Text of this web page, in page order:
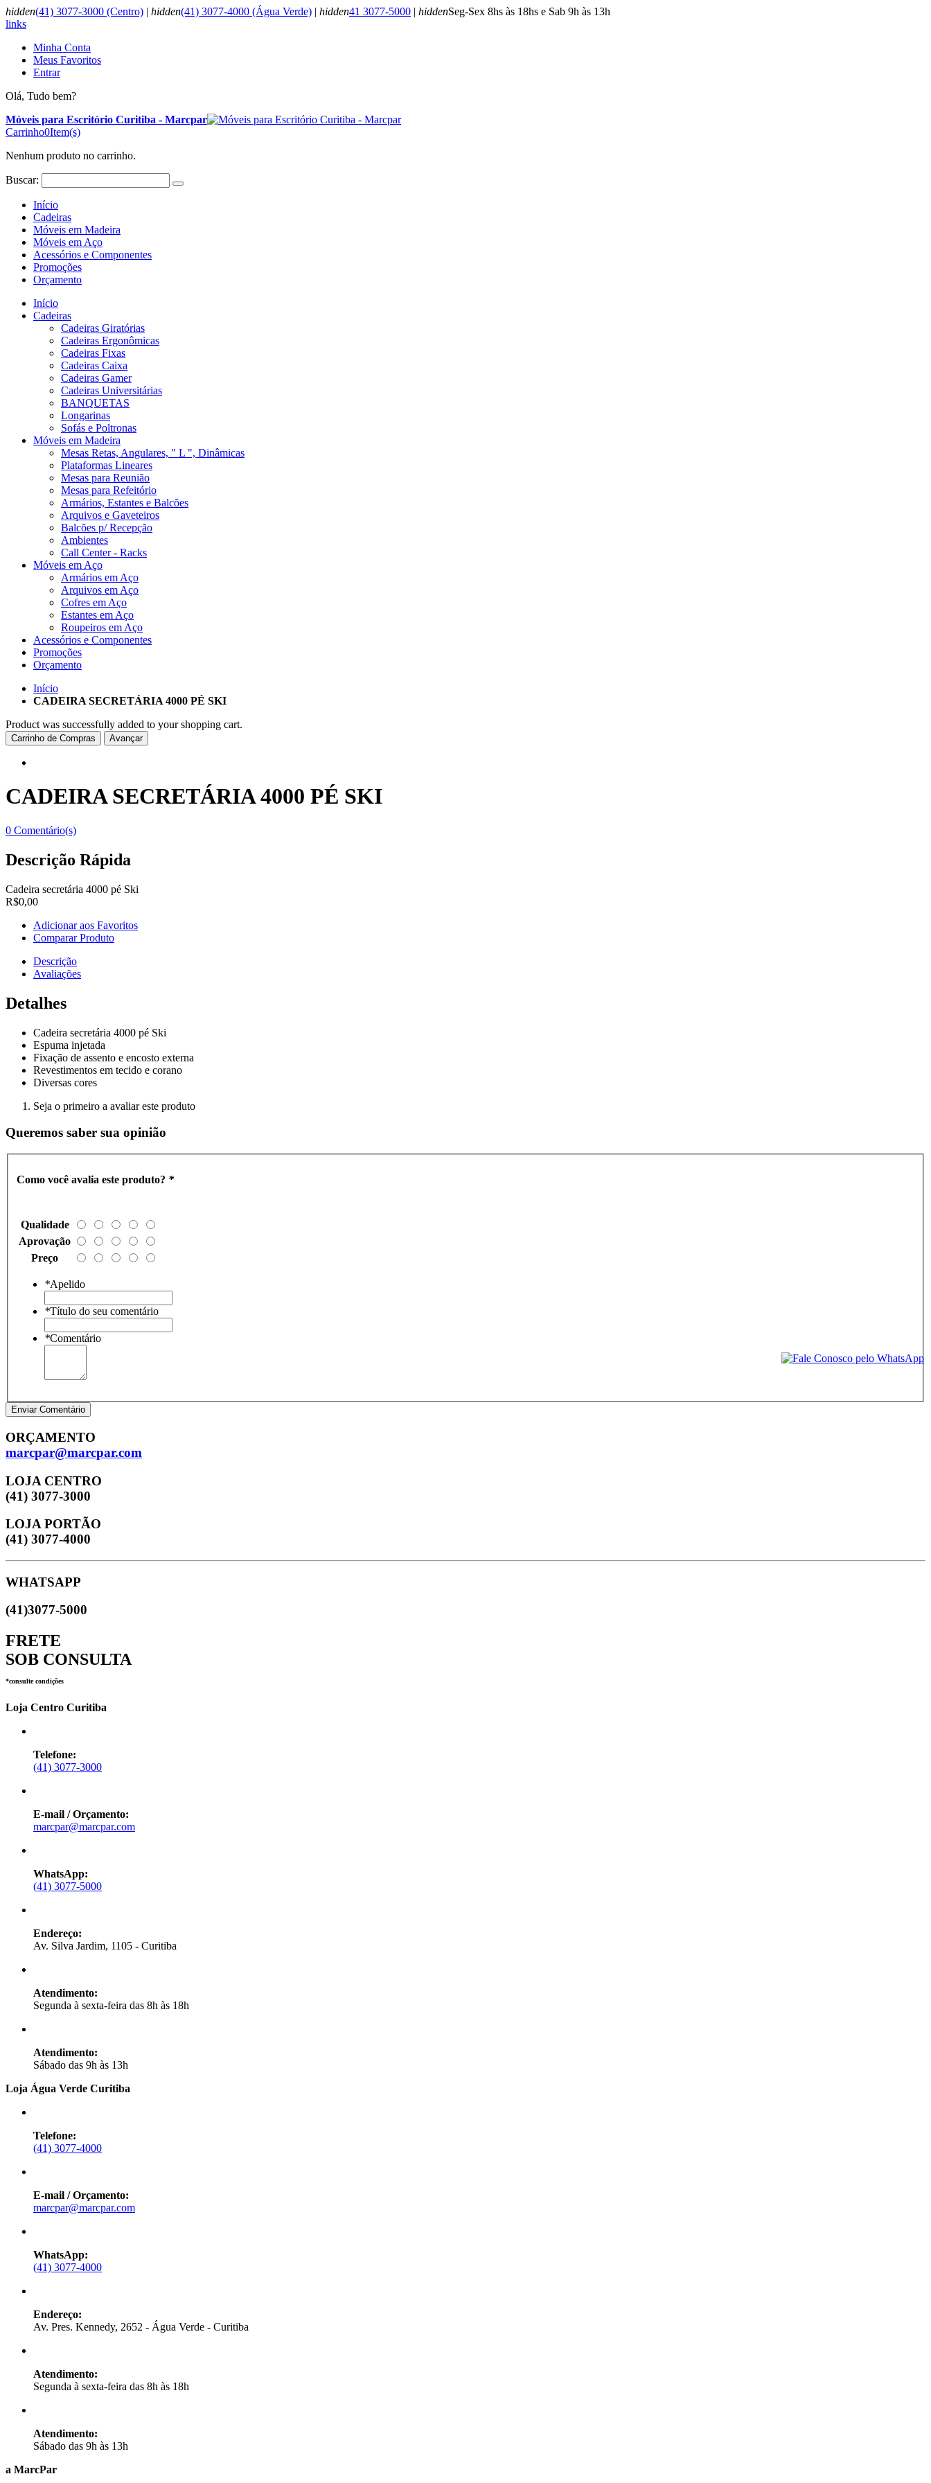
hidden(41) 3077-3000 (Centro) | hidden(41) 3077-4000 (Água Verde) | hidden41 3077-5000 | hiddenSeg-Sex 8hs às 18hs e Sab 9h às 13h
links
Minha Conta
Meus Favoritos
Entrar
Olá, Tudo bem?
Móveis para Escritório Curitiba - Marcpar
Carrinho0Item(s)
Nenhum produto no carrinho.
Buscar:
Início
Cadeiras
Móveis em Madeira
Móveis em Aço
Acessórios e Componentes
Promoções
Orçamento
Início
Cadeiras
Cadeiras Giratórias
Cadeiras Ergonômicas
Cadeiras Fixas
Cadeiras Caixa
Cadeiras Gamer
Cadeiras Universitárias
BANQUETAS
Longarinas
Sofás e Poltronas
Móveis em Madeira
Mesas Retas, Angulares, " L ", Dinâmicas
Plataformas Lineares
Mesas para Reunião
Mesas para Refeitório
Armários, Estantes e Balcões
Arquivos e Gaveteiros
Balcões p/ Recepção
Ambientes
Call Center - Racks
Móveis em Aço
Armários em Aço
Arquivos em Aço
Cofres em Aço
Estantes em Aço
Roupeiros em Aço
Acessórios e Componentes
Promoções
Orçamento
Início
CADEIRA SECRETÁRIA 4000 PÉ SKI
Product was successfully added to your shopping cart.
Carrinho de Compras Avançar
CADEIRA SECRETÁRIA 4000 PÉ SKI
0 Comentário(s)
Descrição Rápida
Cadeira secretária 4000 pé Ski
R$0,00
Adicionar aos Favoritos
Comparar Produto
Descrição
Avaliações
Detalhes
Cadeira secretária 4000 pé Ski
Espuma injetada
Fixação de assento e encosto externa
Revestimentos em tecido e corano
Diversas cores
Seja o primeiro a avaliar este produto
Queremos saber sua opinião
Como você avalia este produto? *
Qualidade
Aprovação
Preço
*Apelido
*Título do seu comentário
*Comentário
Enviar Comentário
ORÇAMENTO
marcpar@marcpar.com
LOJA CENTRO
(41) 3077-3000
LOJA PORTÃO
(41) 3077-4000
WHATSAPP
(41)3077-5000
FRETE
SOB CONSULTA
*consulte condições
Loja Centro Curitiba
Telefone:
(41) 3077-3000
E-mail / Orçamento:
marcpar@marcpar.com
WhatsApp:
(41) 3077-5000
Endereço:
Av. Silva Jardim, 1105 - Curitiba
Atendimento:
Segunda à sexta-feira das 8h às 18h
Atendimento:
Sábado das 9h às 13h
Loja Água Verde Curitiba
Telefone:
(41) 3077-4000
E-mail / Orçamento:
marcpar@marcpar.com
WhatsApp:
(41) 3077-4000
Endereço:
Av. Pres. Kennedy, 2652 - Água Verde - Curitiba
Atendimento:
Segunda à sexta-feira das 8h às 18h
Atendimento:
Sábado das 9h às 13h
a MarcPar